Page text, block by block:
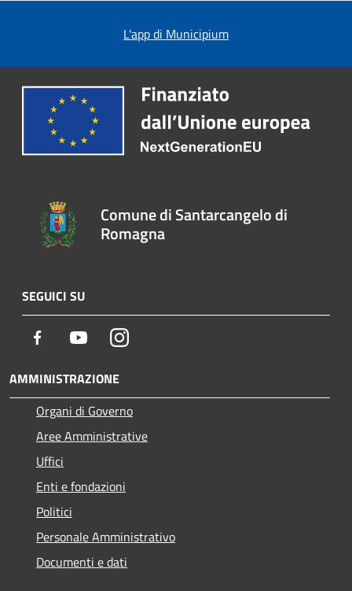
L'app di Municipium
Comune di Santarcangelo di
Romagna
SEGUICI SU
Facebook YoutubeInstagram
AMMINISTRAZIONE
Organi di Governo
Aree Amministrative
Uffici
Enti e fondazioni
Politici
Personale Amministrativo
Documenti e dati